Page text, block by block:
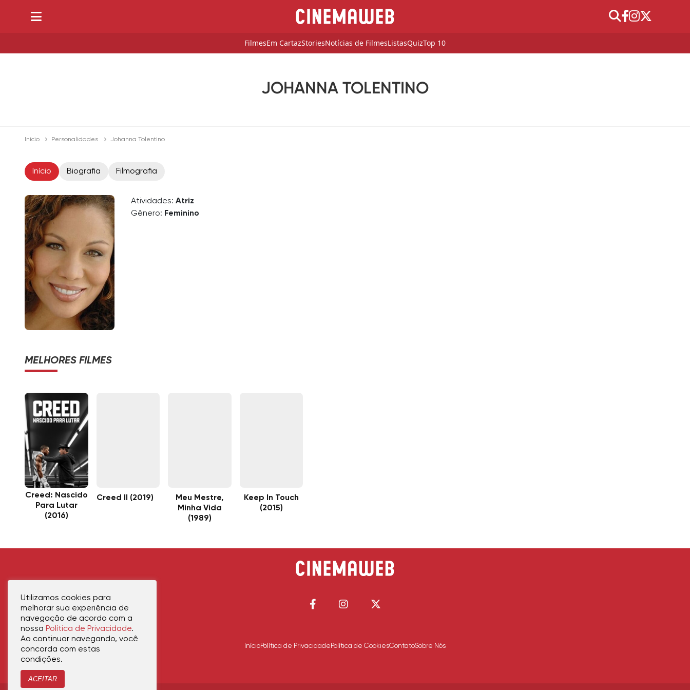
FilmesEm CartazStoriesNotícias de FilmesListasQuizTop 10
JOHANNA TOLENTINO
Início Personalidades Johanna Tolentino
Início Biografia Filmografia
Atividades: Atriz
Gênero: Feminino
MELHORES FILMES
Creed: Nascido
Para Lutar
(2016)
Creed II (2019)
Meu Mestre,
Minha Vida
(1989)
Keep In Touch
(2015)
InícioPolítica de Privacidade Política de CookiesContatoSobre Nós
Utilizamos cookies para
melhorar sua experiência de
navegação de acordo com a
nossa Política de Privacidade.
Ao continuar navegando, você
concorda com estas
condições.
ACEITAR